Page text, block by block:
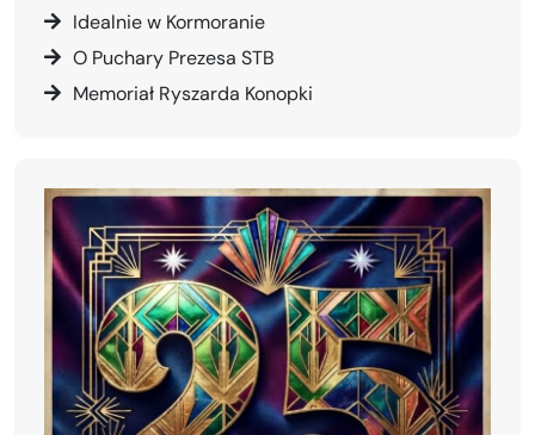
Idealnie w Kormoranie
O Puchary Prezesa STB
Memoriał Ryszarda Konopki